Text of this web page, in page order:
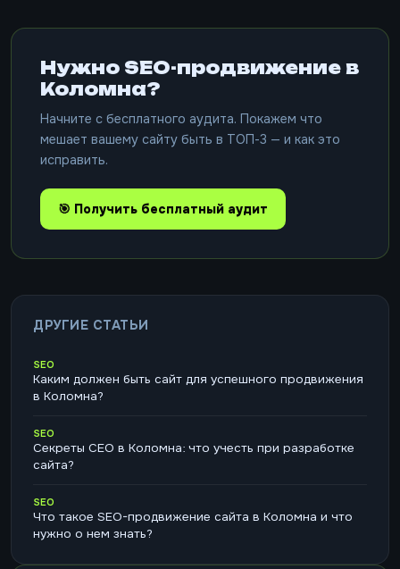
Нужно SEO-продвижение в
Коломна?
Начните с бесплатного аудита. Покажем что
мешает вашему сайту быть в ТОП-3 — и как это
исправить.
🎯 Получить бесплатный аудит
ДРУГИЕ СТАТЬИ
SEO
Каким должен быть сайт для успешного продвижения
в Коломна?
SEO
Секреты СЕО в Коломна: что учесть при разработке
сайта?
SEO
Что такое SEO-продвижение сайта в Коломна и что
нужно о нем знать?